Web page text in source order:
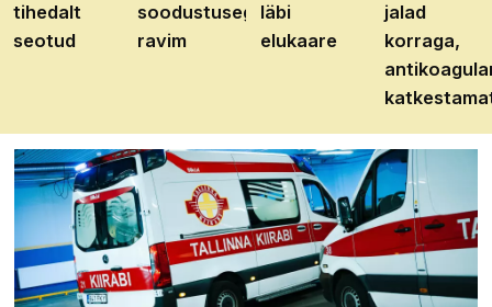
tihedalt
seotud
soodustusega
ravim
läbi
elukaare
jalad
korraga,